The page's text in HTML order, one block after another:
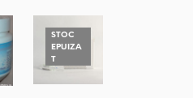
STOC
EPUIZA
T